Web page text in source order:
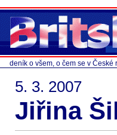
deník o všem, o čem se v
5. 3. 2007
Jiřina